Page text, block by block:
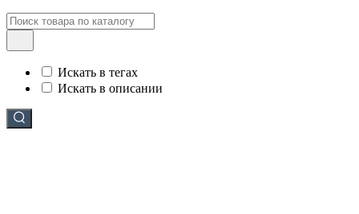
Искать в тегах
Искать в описании